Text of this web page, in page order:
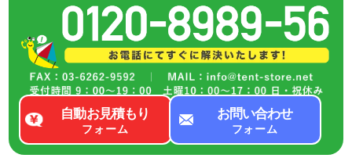
自動お見積もり
フォーム
お問い合わせ
フォーム